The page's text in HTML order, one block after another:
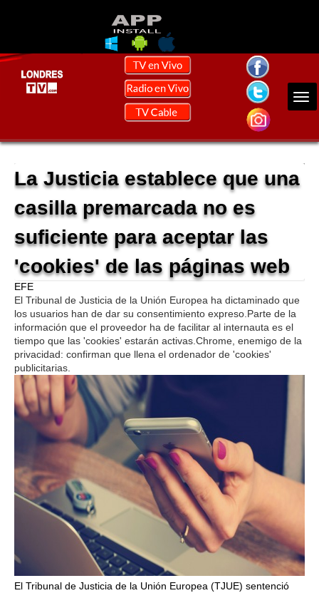
La Justicia establece que una
casilla premarcada no es
suficiente para aceptar las
'cookies' de las páginas web
EFE
El Tribunal de Justicia de la Unión Europea ha dictaminado que
los usuarios han de dar su consentimiento expreso.Parte de la
información que el proveedor ha de facilitar al internauta es el
tiempo que las 'cookies' estarán activas.Chrome, enemigo de la
privacidad: confirman que llena el ordenador de 'cookies'
publicitarias.
El Tribunal de Justicia de la Unión Europea (TJUE) sentenció